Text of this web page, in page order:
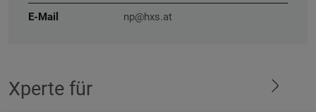
E-Mail np@hxs.at
Xperte für